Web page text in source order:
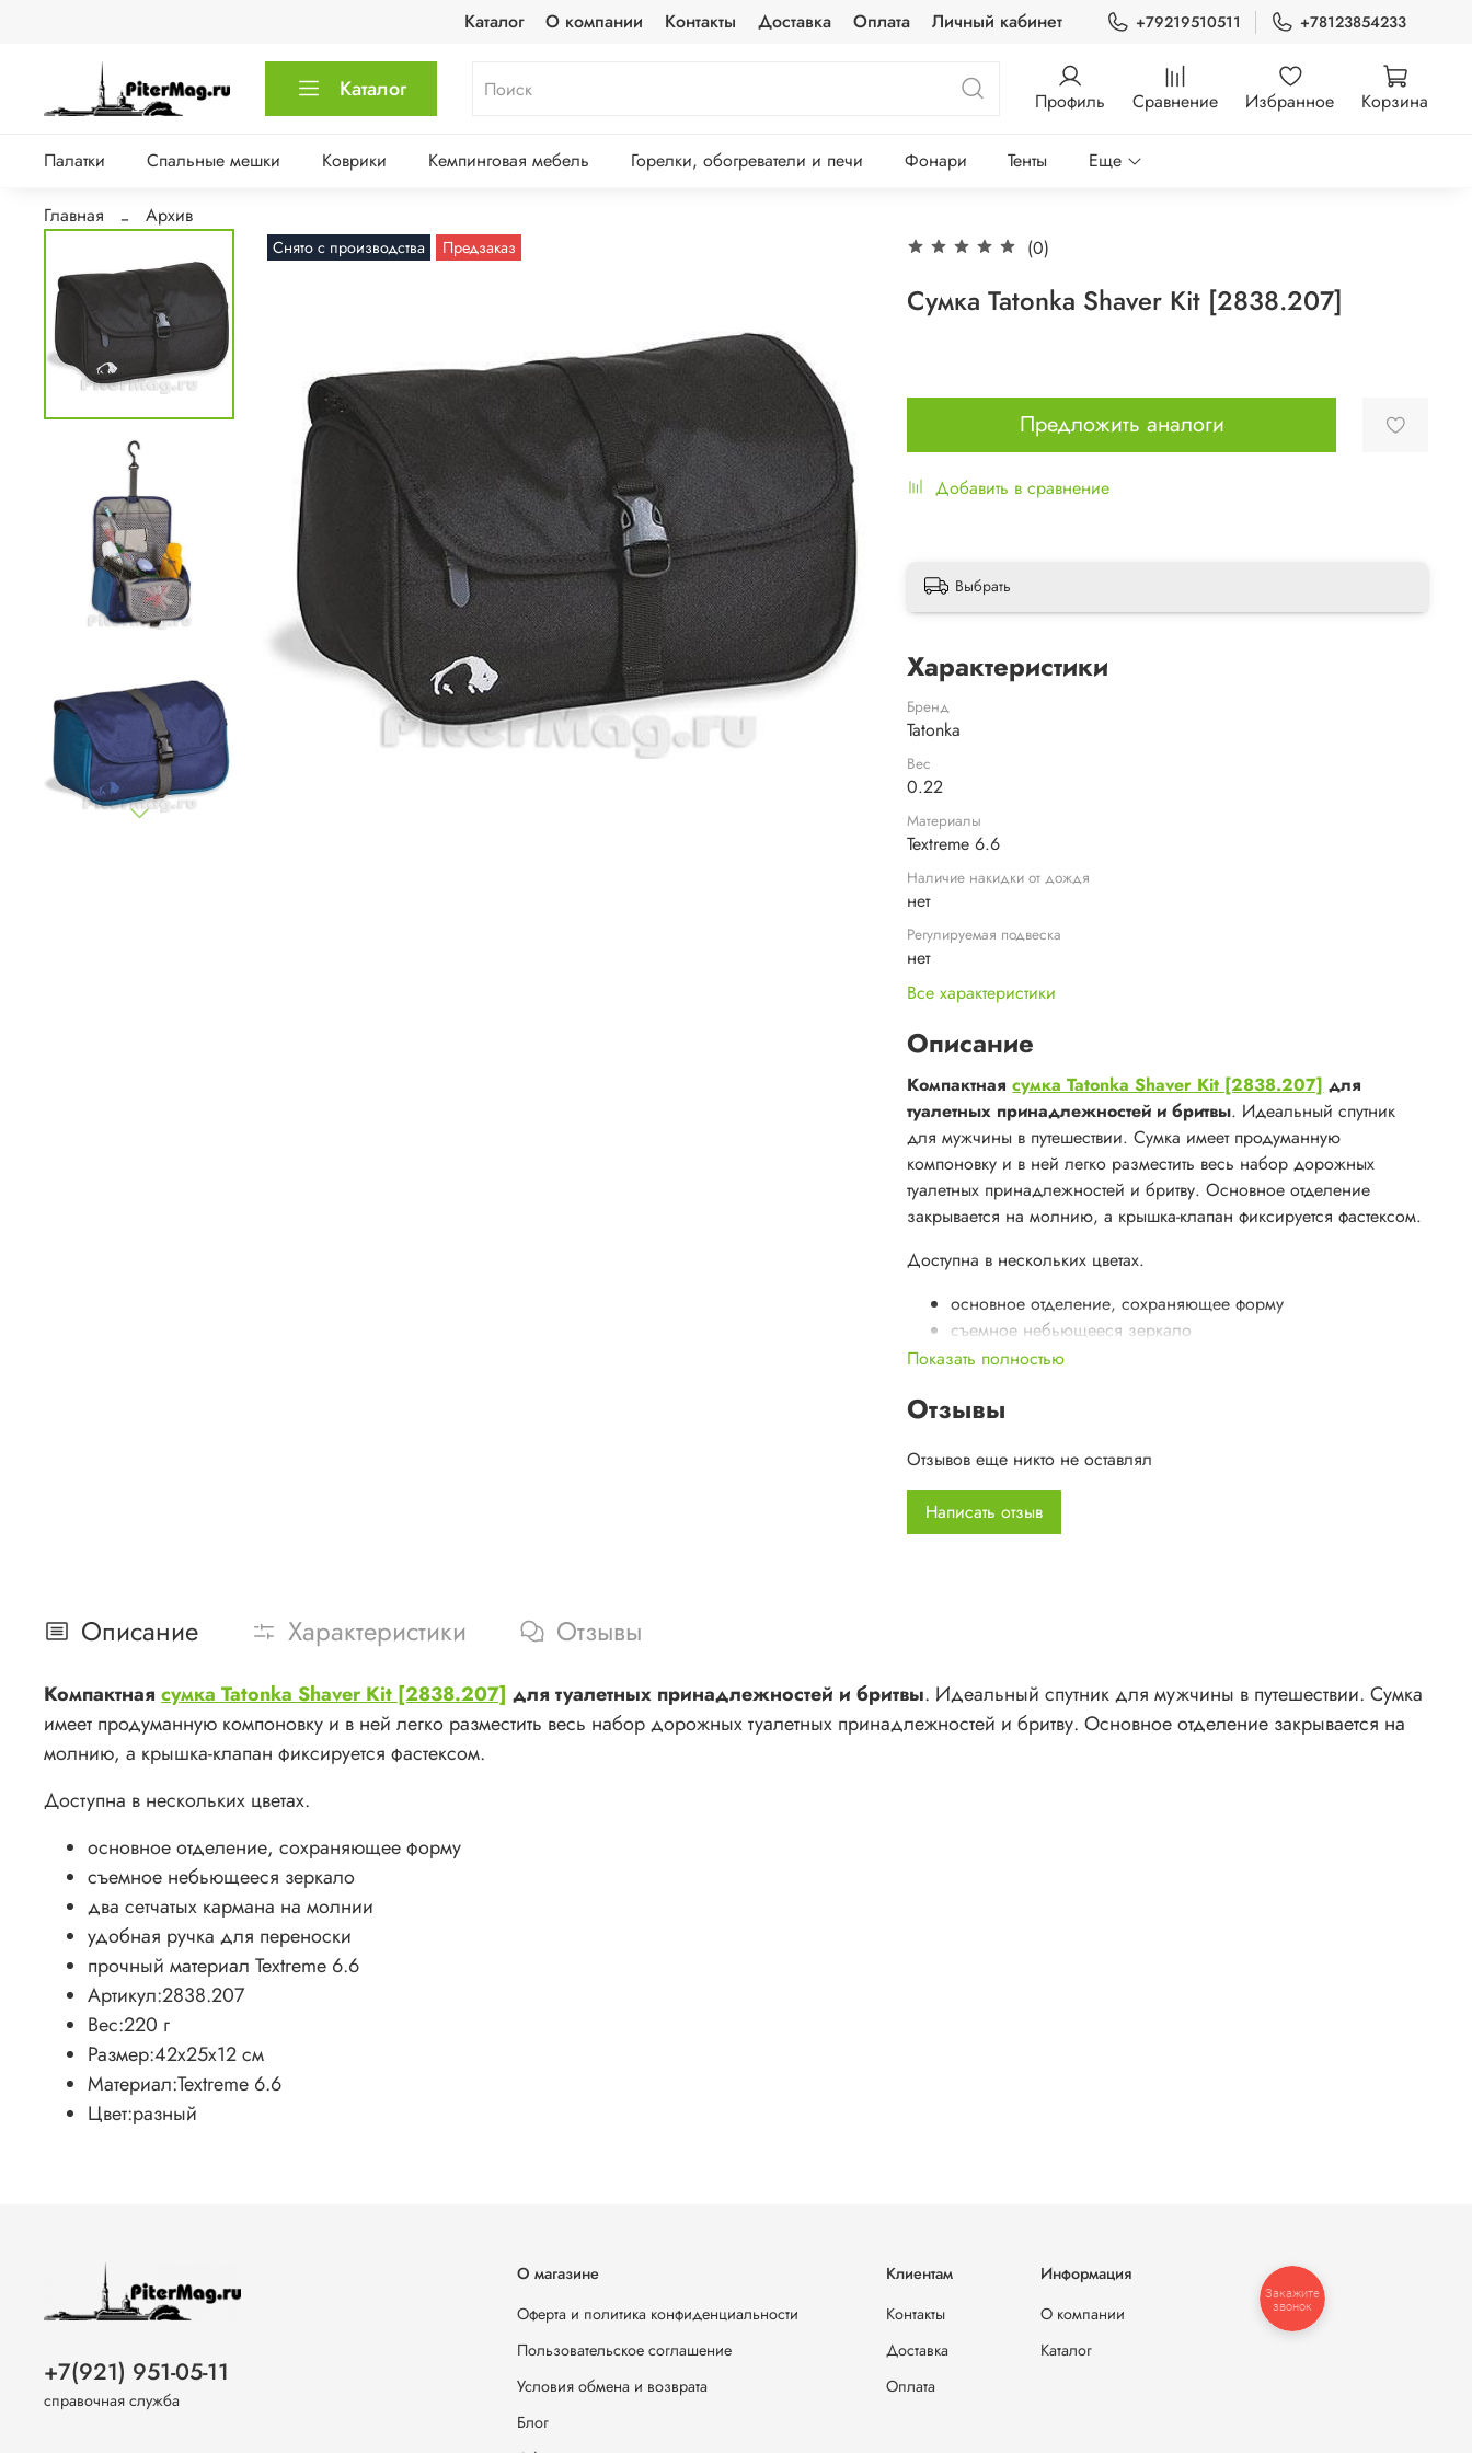
Каталог О компании Контакты Доставка Оплата Личный кабинет +79219510511 +78123854233
Каталог Профиль Сравнение Избранное Корзина
Палатки Спальные мешки Коврики Кемпинговая мебель Горелки, обогреватели и печи Фонари Тенты Еще
Главная Архив
Снято с производства Предзаказ (0)
Сумка Tatonka Shaver Kit [2838.207]
Предложить аналоги
Добавить в сравнение
Выбрать
Характеристики
Бренд
Tatonka
Вес
0.22
Материалы
Textreme 6.6
Наличие накидки от дождя
нет
Регулируемая подвеска
нет
Все характеристики
Описание
Компактнаясумка Tatonka Shaver Kit [2838.207] для
туалетных принадлежностей и бритвы. Идеальный спутник
для мужчины в путешествии. Сумка имеет продуманную
компоновку и в ней легко разместить весь набор дорожных
туалетных принадлежностей и бритву. Основное отделение
закрывается на молнию, а крышка-клапан фиксируется фастексом.
Доступна в нескольких цветах.
основное отделение, сохраняющее форму
съемное небьющееся зеркало
два сетчатых кармана на молнии
прочный материал Textreme 6.6
Вес:220 г
Размер:42х25х12 см
Материал:Textreme 6.6
Цвет:разный
Показать полностью
Отзывы
Отзывов еще никто не оставлял
Написать отзыв
Описание Характеристики Отзывы
Компактная сумка Tatonka Shaver Kit [2838.207] для туалетных принадлежностей и бритвы. Идеальный спутник для мужчины в путешествии. Сумка
имеет продуманную компоновку и в ней легко разместить весь набор дорожных туалетных принадлежностей и бритву. Основное отделение закрывается на
молнию, а крышка-клапан фиксируется фастексом.
Доступна в нескольких цветах.
основное отделение, сохраняющее форму
съемное небьющееся зеркало
два сетчатых кармана на молнии
удобная ручка для переноски
прочный материал Textreme 6.6
Артикул:2838.207
Вес:220 г
Размер:42х25х12 см
Материал:Textreme 6.6
Цвет:разный
О магазине
Оферта и политика конфиденциальности
Пользовательское соглашение
Условия обмена и возврата
Блог
Клиентам
Контакты
Доставка
Оплата
Информация
О компании
Каталог
+7(921) 951-05-11
справочная служба
Закажите
звонок